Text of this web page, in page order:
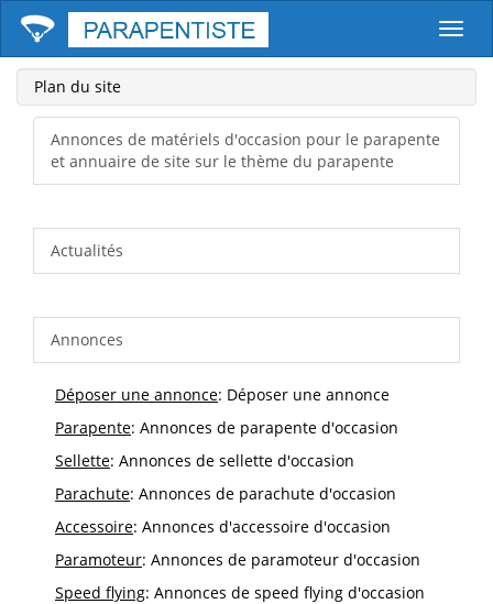
Plan du site
Annonces de matériels d'occasion pour le parapente
et annuaire de site sur le thème du parapente
Actualités
Annonces
Déposer une annonce: Déposer une annonce
Parapente: Annonces de parapente d'occasion
Sellette: Annonces de sellette d'occasion
Parachute: Annonces de parachute d'occasion
Accessoire: Annonces d'accessoire d'occasion
Paramoteur: Annonces de paramoteur d'occasion
Speed flying: Annonces de speed flying d'occasion